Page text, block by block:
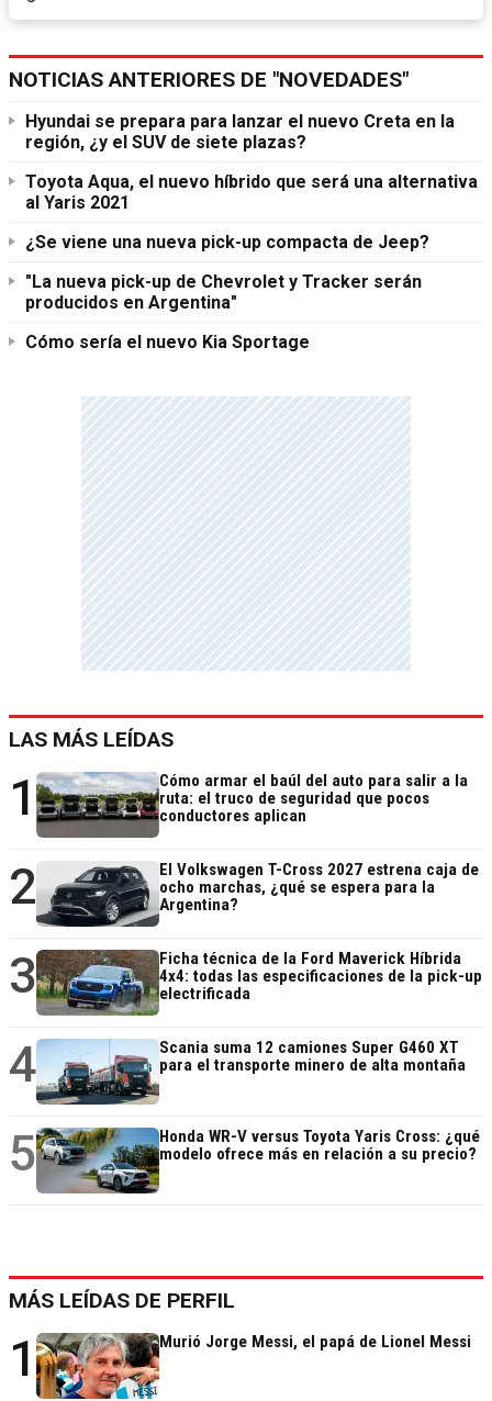
NOTICIAS ANTERIORES DE "NOVEDADES"
Hyundai se prepara para lanzar el nuevo Creta en la
región, ¿y el SUV de siete plazas?
Toyota Aqua, el nuevo híbrido que será una alternativa
al Yaris 2021
¿Se viene una nueva pick-up compacta de Jeep?
"La nueva pick-up de Chevrolet y Tracker serán
producidos en Argentina"
Cómo sería el nuevo Kia Sportage
LAS MÁS LEÍDAS
1
Cómo armar el baúl del auto para salir a la
ruta: el truco de seguridad que pocos
conductores aplican
2
El Volkswagen T-Cross 2027 estrena caja de
ocho marchas, ¿qué se espera para la
Argentina?
3
Ficha técnica de la Ford Maverick Híbrida
4x4: todas las especificaciones de la pick-up
electrificada
4
Scania suma 12 camiones Super G460 XT
para el transporte minero de alta montaña
5
Honda WR-V versus Toyota Yaris Cross: ¿qué
modelo ofrece más en relación a su precio?
MÁS LEÍDAS DE PERFIL
1 Murió Jorge Messi, el papá de Lionel Messi